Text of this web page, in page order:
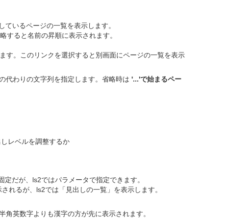
いるページの一覧を表示します。
すると名前の昇順に表示されます。
す。このリンクを選択すると別画面にページの一覧を表示
代わりの文字列を指定します。省略時は '...'で始まるペー
レベルを調整するか
だが、ls2ではパラメータで指定できます。
れるが、ls2では「見出しの一覧」を表示します。
角英数字よりも漢字の方が先に表示されます。